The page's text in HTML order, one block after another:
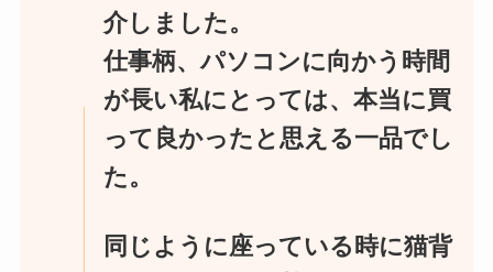
介しました。
仕事柄、パソコンに向かう時間
が長い私にとっては、本当に買
って良かったと思える一品でし
た。
同じように座っている時に猫背